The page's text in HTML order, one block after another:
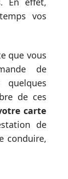
vos
que vous
de
quelques
de ces
carte
de
conduire,